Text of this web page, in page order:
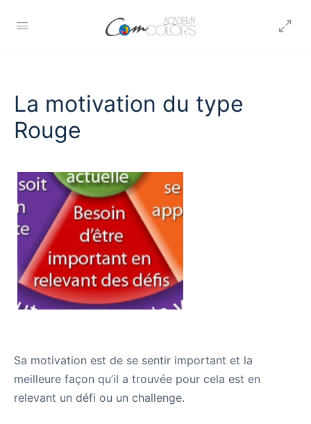
La motivation du type
Rouge
Sa motivation est de se sentir important et la
meilleure façon qu’il a trouvée pour cela est en
relevant un défi ou un challenge.